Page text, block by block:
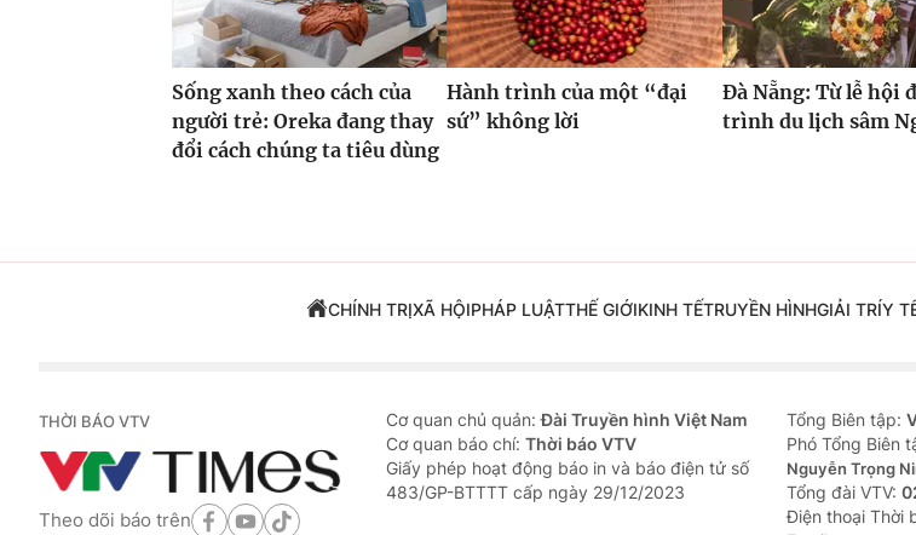
Sống xanh theo cách của
người trẻ: Oreka đang thay
đổi cách chúng ta tiêu dùng
Hành trình của một “đại
sứ” không lời
Đà Nẵng: Từ lễ hội
trình du lịch sâm
CHÍNH TRỊXÃ HỘIPHÁP LUẬTTHẾ GIỚIKINH TẾTRUYỀN HÌNHGIẢI TRÍY
THỜI BÁO VTV
Theo dõi báo trên
Cơ quan chủ quản:Đài Truyền hình Việt Nam
Cơ quan báo chí: Thời báo VTV
Giấy phép hoạt động báo in và báo điện tử số
483/GP-BTTTT cấp ngày 29/12/2023
Tổng Biên tập:
Phó Tổng Biên
Nguyễn Trọng
Tổng đài VTV:
Ðiện thoại Thời